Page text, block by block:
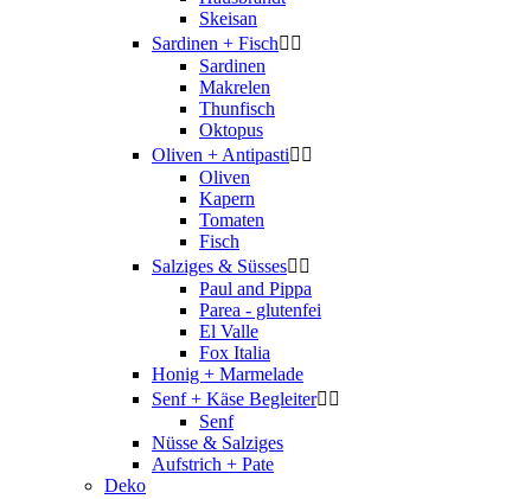
Skeisan
Sardinen + Fisch 
Sardinen
Makrelen
Thunfisch
Oktopus
Oliven + Antipasti 
Oliven
Kapern
Tomaten
Fisch
Salziges & Süsses 
Paul and Pippa
Parea - glutenfei
El Valle
Fox Italia
Honig + Marmelade
Senf + Käse Begleiter 
Senf
Nüsse & Salziges
Aufstrich + Pate
Deko